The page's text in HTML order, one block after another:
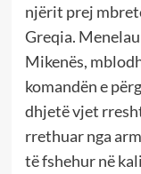
njërit prej
Greqia.
Mikenës,
komandën e
dhjetë vjet
rrethuar nga
të fshehur në